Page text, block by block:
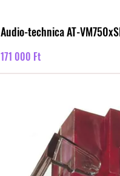
Audio-technica AT-
Ár
171 000 Ft